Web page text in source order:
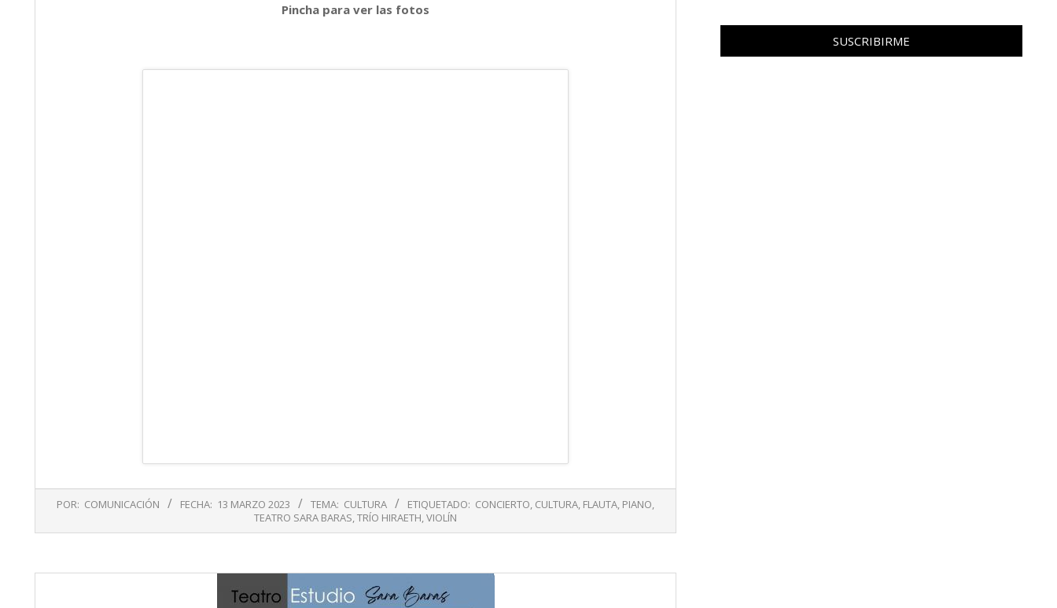
Pincha para ver las fotos
13
POR: COMUNICACIÓN FECHA: 13 MARZO 2023 TEMA: CULTURA ETIQUETADO: CONCIERTO, CULTURA, FLAUTA, PIANO,
TEATRO SARA BARAS,TRÍO HIRAETH,VIOLÍN